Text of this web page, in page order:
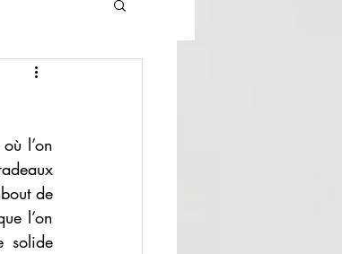
l’on
de
l’on
solide